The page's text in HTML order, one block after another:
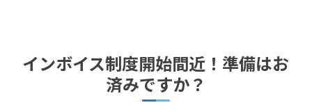
インボイス制度開始間近！準備はお
済みですか？